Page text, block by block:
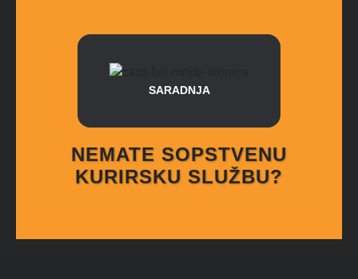
SARADNJA
NEMATE SOPSTVENU
KURIRSKU SLUŽBU?